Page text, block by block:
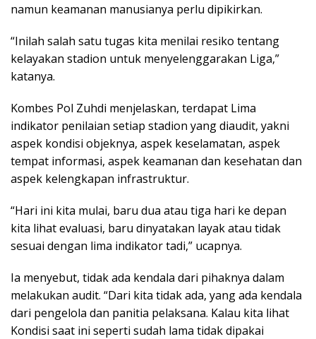
namun keamanan manusianya perlu dipikirkan.
“Inilah salah satu tugas kita menilai resiko tentang
kelayakan stadion untuk menyelenggarakan Liga,”
katanya.
Kombes Pol Zuhdi menjelaskan, terdapat Lima
indikator penilaian setiap stadion yang diaudit, yakni
aspek kondisi objeknya, aspek keselamatan, aspek
tempat informasi, aspek keamanan dan kesehatan dan
aspek kelengkapan infrastruktur.
“Hari ini kita mulai, baru dua atau tiga hari ke depan
kita lihat evaluasi, baru dinyatakan layak atau tidak
sesuai dengan lima indikator tadi,” ucapnya.
Ia menyebut, tidak ada kendala dari pihaknya dalam
melakukan audit. “Dari kita tidak ada, yang ada kendala
dari pengelola dan panitia pelaksana. Kalau kita lihat
Kondisi saat ini seperti sudah lama tidak dipakai